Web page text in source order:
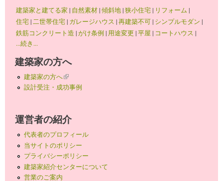
建築家と建てる家 | 自然素材|傾斜地|狭小住宅| リフォーム |
住宅|二世帯住宅| ガレージハウス |再建築不可| シンプルモダン |
鉄筋コンクリート造 |がけ条例 | 用途変更 |平屋 | コートハウス |
...続き...
建築家の方へ
建築家の方へ(link is external)
設計受注・成功事例
運営者の紹介
代表者のプロフィール
当サイトのポリシー
プライバシーポリシー
建築家紹介センターについて
営業のご案内